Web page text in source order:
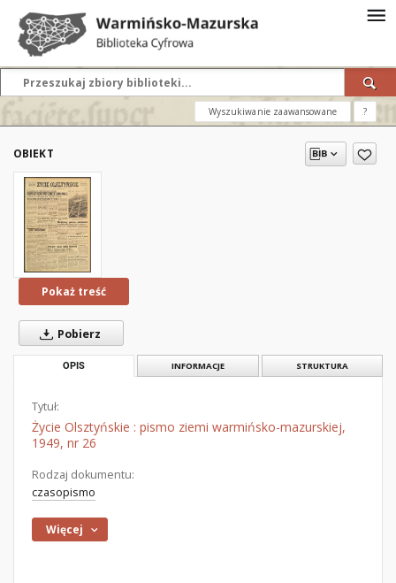
Wyszukiwanie zaawansowane ?
OBIEKT
Pokaż treść
Pobierz
OPIS INFORMACJE STRUKTURA
Tytuł:
Życie Olsztyńskie : pismo ziemi warmińsko-mazurskiej,
1949, nr 26
Rodzaj dokumentu:
czasopismo
Więcej